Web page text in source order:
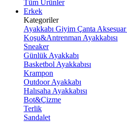
Tüm Ürünler
Erkek
Kategoriler
Ayakkabı Giyim Çanta Aksesuar
Koşu&Antrenman Ayakkabısı
Sneaker
Günlük Ayakkabı
Basketbol Ayakkabısı
Krampon
Outdoor Ayakkabı
Halısaha Ayakkabısı
Bot&Çizme
Terlik
Sandalet